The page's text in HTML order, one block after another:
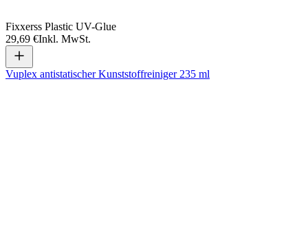
Fixxerss Plastic UV-Glue
29,69 €Inkl. MwSt.
Vuplex antistatischer Kunststoffreiniger 235 ml